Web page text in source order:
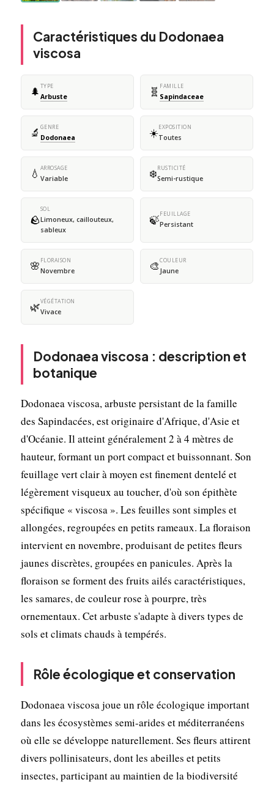
Caractéristiques du Dodonaea
viscosa
🌲 TYPE
Arbuste 🧬 FAMILLE
Sapindaceae
🔬 GENRE
Dodonaea ☀️EXPOSITION
Toutes
💧 ARROSAGE
Variable ❄️RUSTICITÉ
Semi-rustique
🪨
SOL
Limoneux, caillouteux,
sableux
🍃FEUILLAGE
Persistant
🌸 FLORAISON
Novembre 🎨COULEUR
Jaune
🌿VÉGÉTATION
Vivace
Dodonaea viscosa : description et
botanique
Dodonaea viscosa, arbuste persistant de la famille
des Sapindacées, est originaire d'Afrique, d'Asie et
d'Océanie. Il atteint généralement 2 à 4 mètres de
hauteur, formant un port compact et buissonnant. Son
feuillage vert clair à moyen est finement dentelé et
légèrement visqueux au toucher, d'où son épithète
spécifique « viscosa ». Les feuilles sont simples et
allongées, regroupées en petits rameaux. La floraison
intervient en novembre, produisant de petites fleurs
jaunes discrètes, groupées en panicules. Après la
floraison se forment des fruits ailés caractéristiques,
les samares, de couleur rose à pourpre, très
ornementaux. Cet arbuste s'adapte à divers types de
sols et climats chauds à tempérés.
Rôle écologique et conservation
Dodonaea viscosa joue un rôle écologique important
dans les écosystèmes semi-arides et méditerranéens
où elle se développe naturellement. Ses fleurs attirent
divers pollinisateurs, dont les abeilles et petits
insectes, participant au maintien de la biodiversité